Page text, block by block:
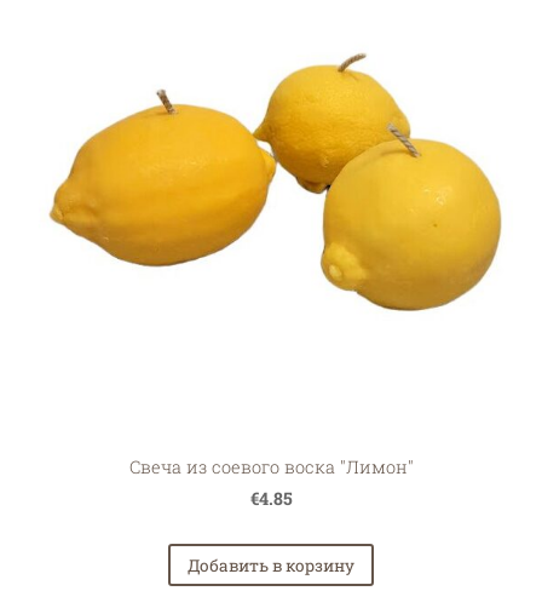
Свеча из соевого воска "Лимон"
€4.85
Добавить в корзину